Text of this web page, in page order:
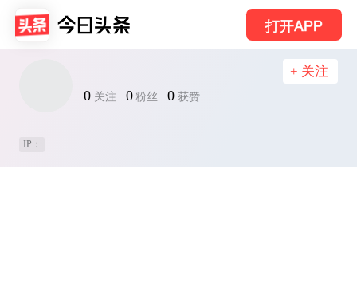
打开APP
0 关注 0 粉丝 0 获赞
+ 关注
IP：